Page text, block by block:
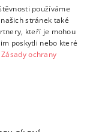
9.73 g
2.80 g
používáme
stránek také
kteří je mohou
poskytli nebo které
Zásady ochrany